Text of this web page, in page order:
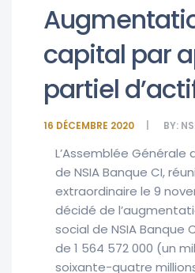
capital par
partiel
16 DÉCEMBRE 2020 BY:
L’Assemblée Générale
de NSIA Banque CI,
extraordinaire le 9
décidé de
social de NSIA Banque
de 1 564 572 000 (un
soixante-quatre